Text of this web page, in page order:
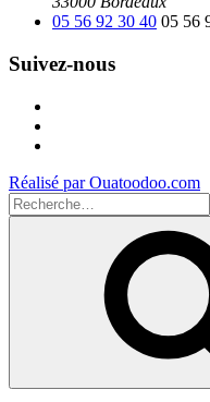
05 56 92 30 40 05 56
Suivez-nous
Réalisé par Ouatoodoo.com
Recherche
pour